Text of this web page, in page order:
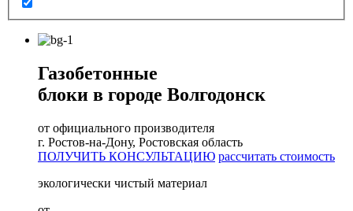
Газобетонные
блоки в городе Волгодонск
от официального производителя
г. Ростов-на-Дону, Ростовская область
ПОЛУЧИТЬ КОНСУЛЬТАЦИЮ рассчитать стоимость
экологически чистый материал